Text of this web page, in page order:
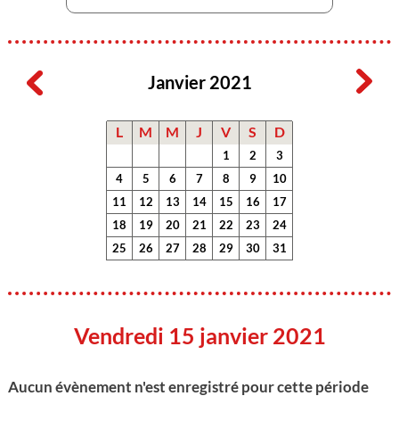
Janvier 2021
L M M J V S D
1 2
3
4
5 6 7 8 9
10
11
12 13 14 15 16
17
18
19 20 21 22 23
24
25
26 27 28 29 30 31
Vendredi 15 janvier 2021
Aucun évènement n'est enregistré pour cette période